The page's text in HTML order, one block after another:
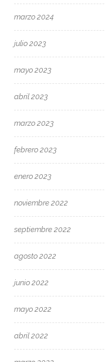
marzo 2024
julio 2023
mayo 2023
abril 2023
marzo 2023
febrero 2023
enero 2023
noviembre 2022
septiembre 2022
agosto 2022
junio 2022
mayo 2022
abril 2022